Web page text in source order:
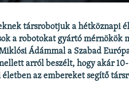
társrobotjuk a hétköznapi
a robotokat gyártó mérnökök
Ádámmal a Szabad
arról beszélt, hogy akár
az embereket segítő